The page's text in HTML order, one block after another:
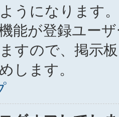
うになります
能が登録ユー
すので、掲示
します。